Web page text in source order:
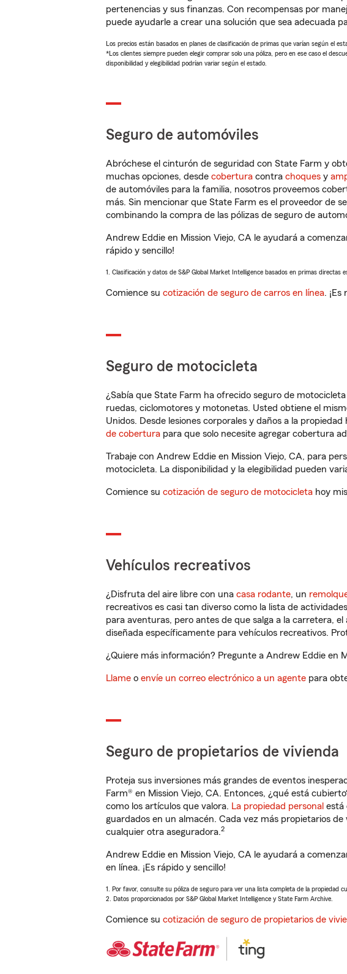
pertenencias y sus finanzas. Con recompensas por
puede ayudarle a crear una solución que sea adecuada
Los precios están basados en planes de clasificación de primas que varían según el
*Los clientes siempre pueden elegir comprar solo una póliza, pero en ese caso el
disponibilidad y elegibilidad podrían variar según el estado.
Seguro de automóviles
Abróchese el cinturón de seguridad con State Farm y
muchas opciones, desde cobertura contra choques y
de automóviles para la familia, nosotros proveemos
más. Sin mencionar que State Farm es el proveedor de
combinando la compra de las pólizas de seguro de
Andrew Eddie en Mission Viejo, CA le ayudará a
rápido y sencillo!
1. Clasificación y datos de S&P Global Market Intelligence basados en primas directas
Comience su cotización de seguro de carros en línea. ¡Es
Seguro de motocicleta
¿Sabía que State Farm ha ofrecido seguro de
ruedas, ciclomotores y motonetas. Usted obtiene el
Unidos. Desde lesiones corporales y daños a la
de cobertura para que solo necesite agregar cobertura
Trabaje con Andrew Eddie en Mission Viejo, CA, para
motocicleta. La disponibilidad y la elegibilidad pueden
Comience su cotización de seguro de motocicleta hoy
Vehículos recreativos
¿Disfruta del aire libre con una casa rodante, un
recreativos es casi tan diverso como la lista de
para aventuras, pero antes de que salga a la carretera,
diseñada específicamente para vehículos recreativos.
¿Quiere más información? Pregunte a Andrew Eddie en
Llame o envíe un correo electrónico a un agente para
Seguro de propietarios de vivienda
Proteja sus inversiones más grandes de eventos
Farm® en Mission Viejo, CA. Entonces, ¿qué está
como los artículos que valora. La propiedad personal está
guardados en un almacén. Cada vez más propietarios
cualquier otra aseguradora.2
Andrew Eddie en Mission Viejo, CA le ayudará a
en línea. ¡Es rápido y sencillo!
1. Por favor, consulte su póliza de seguro para ver una lista completa de la propiedad
2. Datos proporcionados por S&P Global Market Intelligence y State Farm Archive.
Comience su cotización de seguro de propietarios de